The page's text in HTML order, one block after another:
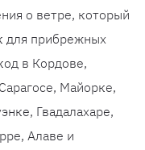
о ветре, который
для прибрежных
в Кордове,
Майорке,
Гвадалахаре,
Алаве и